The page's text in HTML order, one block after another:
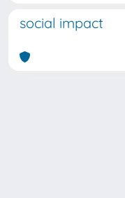
social impact